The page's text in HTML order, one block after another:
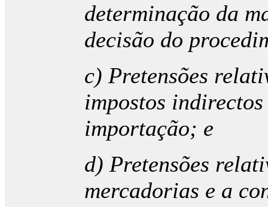
determinação da
decisão do
c) Pretensões
impostos
importação; e
d) Pretensões
mercadorias e a